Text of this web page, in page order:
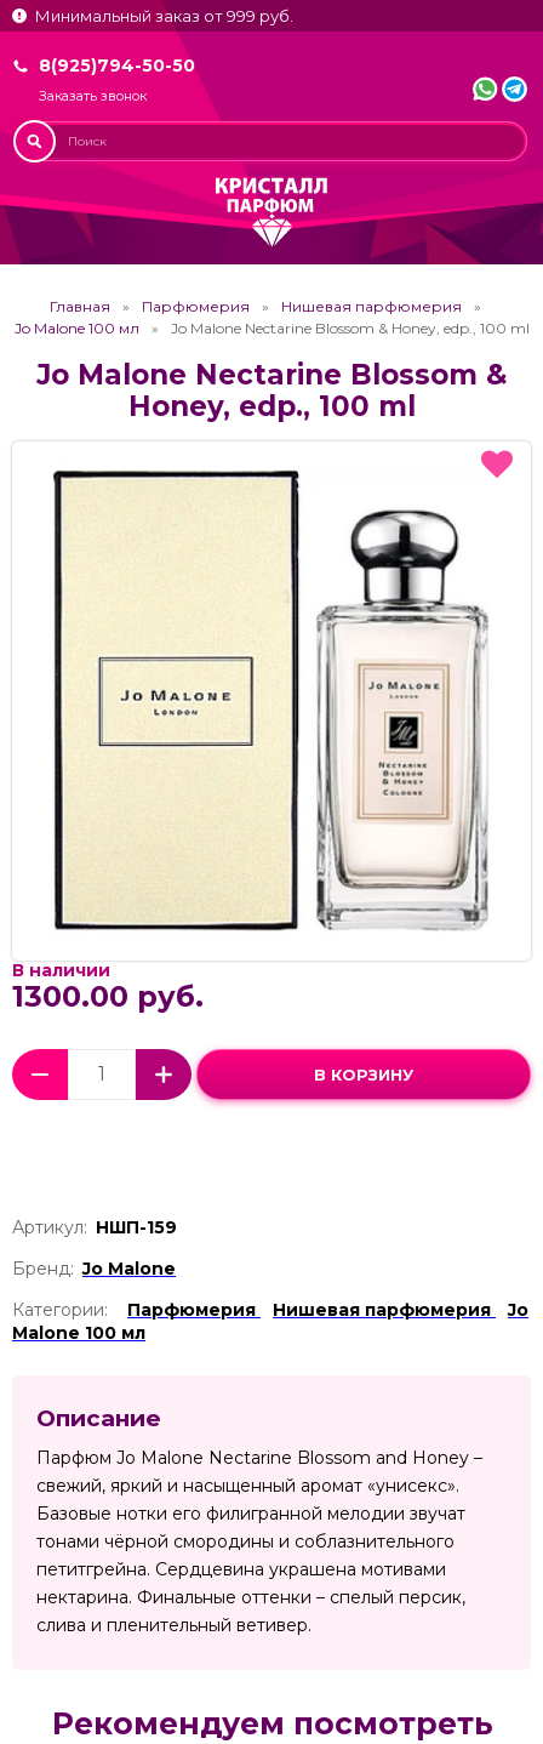
Минимальный заказ от 999 руб.
8(925)794-50-50
Заказать звонок
Главная Парфюмерия
Нишевая парфюмерия
Jo Malone 100 мл
Jo Malone Nectarine Blossom & Honey, edp., 100 ml
Jo Malone Nectarine Blossom &
Honey, edp., 100 ml
В наличии
1300.00 руб.
В КОРЗИНУ
Артикул: НШП-159
Бренд: Jo Malone
Категории:
Парфюмерия Нишевая парфюмерия
Jo
Malone 100 мл
Описание
Парфюм Jo Malone Nectarine Blossom and Honey –
свежий, яркий и насыщенный аромат «унисекс».
Базовые нотки его филигранной мелодии звучат
тонами чёрной смородины и соблазнительного
петитгрейна. Сердцевина украшена мотивами
нектарина. Финальные оттенки – спелый персик,
слива и пленительный ветивер.
Рекомендуем посмотреть